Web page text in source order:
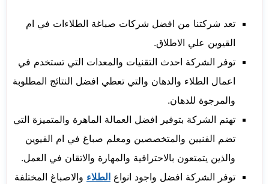
تعد شركتنا من افضل شركات صباغة الطلاءات في ام
القيوين علي الاطلاق.
توفر الشركة احدث التقنيات والمعدات التي تستخدم في
اعمال الطلاء والدهان والتي تعطي افضل النتائج المطلوبة
والمرجوة للدهان.
تهتم الشركة بتوفير افضل العمالة الماهرة والمتميزة التي
تضم الفنيين والمتخصصين ومعلم صباغ في ام القيوين
والذين يتمتعون بالاحترافية والمهارة والاتقان في العمل.
توفر الشركة افضل واجود انواع الطلاء والاصباغ المختلفة